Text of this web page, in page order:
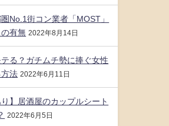
No.1街コン業者「MOST」
有無 2022年8月14日
る？ガチムチ勢に捧ぐ女性
法 2022年6月11日
り】居酒屋のカップルシート
2022年6月5日